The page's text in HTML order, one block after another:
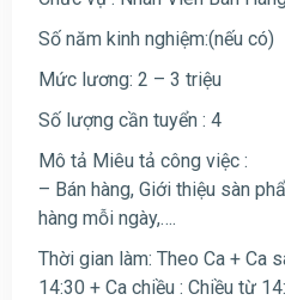
Số năm kinh nghiệm:(nếu có)
Mức lương: 2 – 3 triệu
Số lượng cần tuyển : 4
Mô tả Miêu tả công việc :
– Bán hàng, Giới thiệu sàn
hàng mỗi ngày,….
Thời gian làm: Theo Ca + Ca
14:30 + Ca chiều : Chiều từ